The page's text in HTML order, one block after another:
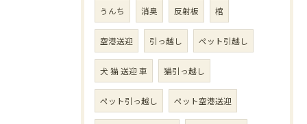
うんち 消臭 反射板 棺
空港送迎 引っ越し ペット引越し
犬 猫 送迎 車 猫引っ越し
ペット引っ越し ペット空港送迎